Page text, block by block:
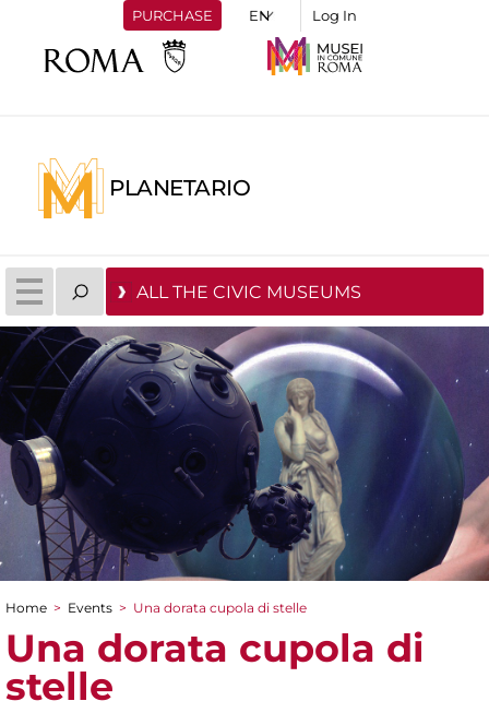
PURCHASE Log In
PLANETARIO
ALL THE CIVIC MUSEUMS
You are here
Home > Events > Una dorata cupola di stelle
Una dorata cupola di
stelle